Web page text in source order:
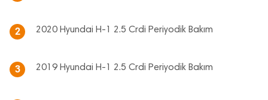
2 2020 Hyundai H-1 2.5 Crdi Periyodik Bakım
3 2019 Hyundai H-1 2.5 Crdi Periyodik Bakım